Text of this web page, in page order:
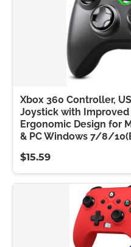
Xbox 360 Controller,
Joystick with
Ergonomic Design for
& PC Windows 7/8/
$15.59